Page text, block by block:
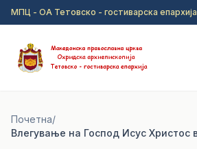
Прејди на главна содржина
МПЦ - ОА Тетовско - гостиварска епархија
Почетна/